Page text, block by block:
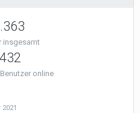
insgesamt
online